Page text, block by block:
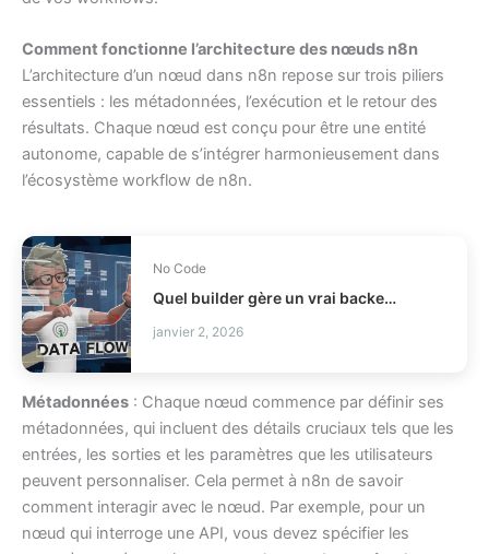
Comment fonctionne l’architecture des nœuds n8n
L’architecture d’un nœud dans n8n repose sur trois piliers
essentiels : les métadonnées, l’exécution et le retour des
résultats. Chaque nœud est conçu pour être une entité
autonome, capable de s’intégrer harmonieusement dans
l’écosystème workflow de n8n.
No Code
Quel builder gère un vrai backend : Lovable ou Bubble ?
janvier 2, 2026
Métadonnées : Chaque nœud commence par définir ses
métadonnées, qui incluent des détails cruciaux tels que les
entrées, les sorties et les paramètres que les utilisateurs
peuvent personnaliser. Cela permet à n8n de savoir
comment interagir avec le nœud. Par exemple, pour un
nœud qui interroge une API, vous devez spécifier les